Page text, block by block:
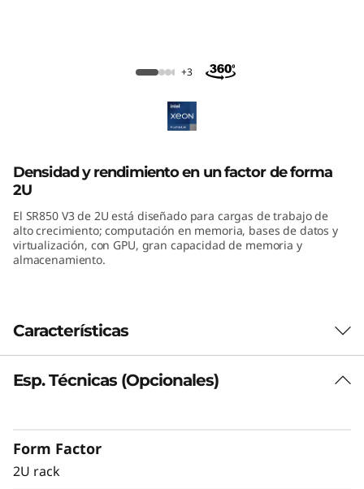
3
M
i
o
+3
Densidad y rendimiento en un factor de forma
2U
El SR850 V3 de 2U está diseñado para cargas de trabajo de
alto crecimiento; computación en memoria, bases de datos y
virtualización, con GPU, gran capacidad de memoria y
almacenamiento.
Características
Preparado para cargas de trabajo de
procesadores Intel
Esp. Técnicas (Opcionales)
Form Factor
2U rack